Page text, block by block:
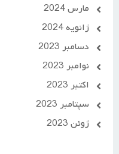
مارس 2024
ژانویه 2024
دسامبر 2023
نوامبر 2023
اکتبر 2023
سپتامبر 2023
ژوئن 2023